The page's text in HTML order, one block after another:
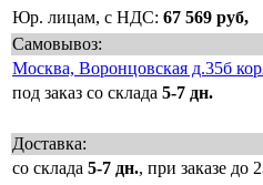
Юр. лицам, с НДС: 67 569 руб,
Самовывоз:
Москва, Воронцовская д.35б
под заказ со склада 5-7 дн.
Доставка:
со склада 5-7 дн., при заказе до